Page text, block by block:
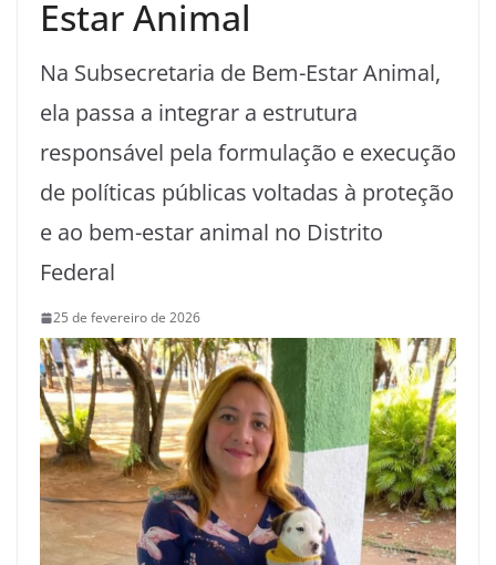
Estar Animal
Na Subsecretaria de Bem-Estar Animal,
ela passa a integrar a estrutura
responsável pela formulação e execução
de políticas públicas voltadas à proteção
e ao bem-estar animal no Distrito
Federal
25 de fevereiro de 2026